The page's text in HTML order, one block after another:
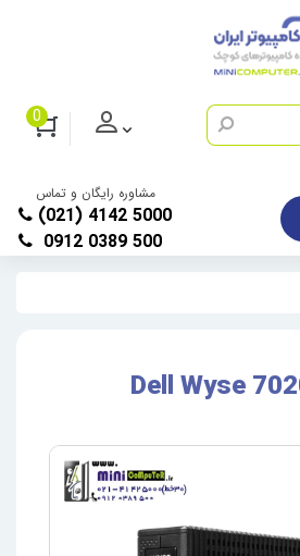
0
مشاوره رایگان و تماس
(021) 4142 5000
0912 0389 500